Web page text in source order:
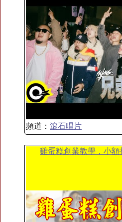
頻道： 滾石唱片
雞蛋糕創業教學，小